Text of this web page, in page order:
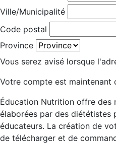
Ville/Municipalité
Code postal
Province
Vous serez avisé lorsque
Votre compte est maintenant
Éducation Nutrition offre des
élaborées par des diététistes
éducateurs. La création de
de télécharger et de